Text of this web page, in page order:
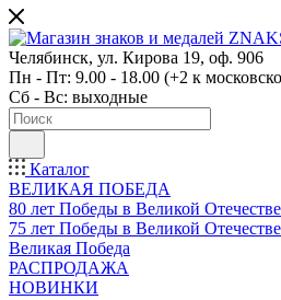
Челябинск, ул. Кирова 19, оф. 906
Пн - Пт: 9.00 - 18.00 (+2 к
Сб - Вс: выходные
Каталог
ВЕЛИКАЯ ПОБЕДА
80 лет Победы в Великой
75 лет Победы в Великой
Великая Победа
РАСПРОДАЖА
НОВИНКИ